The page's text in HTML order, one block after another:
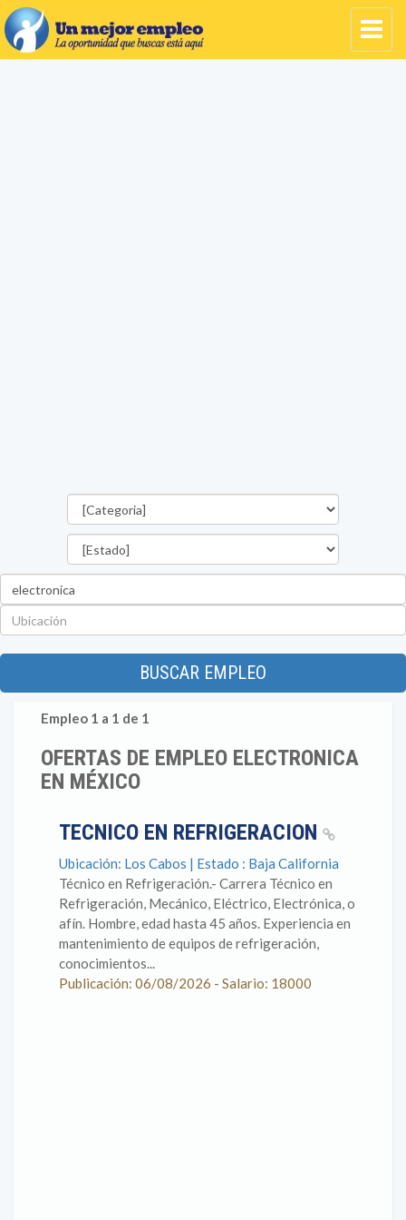
BUSCAR EMPLEO
Empleo 1 a 1 de 1
OFERTAS DE EMPLEO ELECTRONICA
EN MÉXICO
TECNICO EN REFRIGERACION
Ubicación: Los Cabos | Estado : Baja California
Técnico en Refrigeración.- Carrera Técnico en
Refrigeración, Mecánico, Eléctrico, Electrónica, o
afín. Hombre, edad hasta 45 años. Experiencia en
mantenimiento de equipos de refrigeración,
conocimientos...
Publicación: 06/08/2026 - Salario: 18000